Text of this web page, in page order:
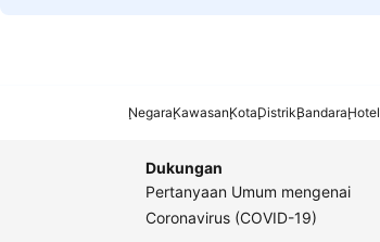
NegaraKawasanKotaDistrikBandaraHotel
Dukungan
Pertanyaan Umum mengenai
Coronavirus (COVID-19)